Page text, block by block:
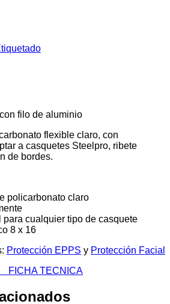
filo de aluminio
flexible claro, con
a casquetes Steelpro, ribete
de bordes.
policarbonato claro
para cualquier tipo de casquete
8 x 16
Protección EPPS y Protección Facial
FICHA TECNICA